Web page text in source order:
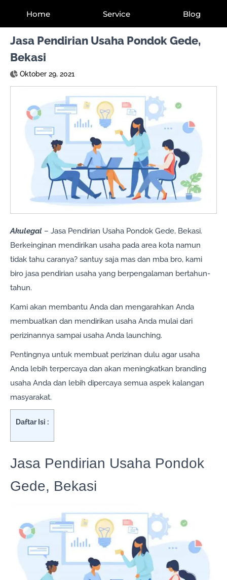
Home Service Blog
Jasa Pendirian Usaha Pondok Gede,
Bekasi
Oktober 29, 2021
Akulegal – Jasa Pendirian Usaha Pondok Gede, Bekasi.
Berkeinginan mendirikan usaha pada area kota namun
tidak tahu caranya? santuy saja mas dan mba bro, kami
biro jasa pendirian usaha yang berpengalaman bertahun-
tahun.
Kami akan membantu Anda dan mengarahkan Anda
membuatkan dan mendirikan usaha Anda mulai dari
perizinannya sampai usaha Anda launching.
Pentingnya untuk membuat perizinan dulu agar usaha
Anda lebih terpercaya dan akan meningkatkan branding
usaha Anda dan lebih dipercaya semua aspek kalangan
masyarakat.
Daftar Isi :
Jasa Pendirian Usaha Pondok
Gede, Bekasi